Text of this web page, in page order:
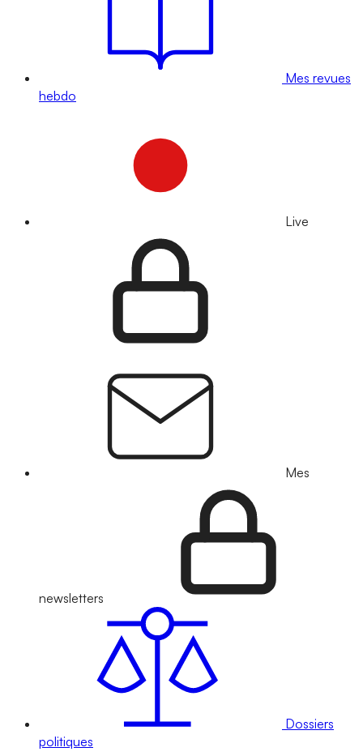
Mes revues
hebdo
Live
Mes
newsletters
Dossiers
politiques